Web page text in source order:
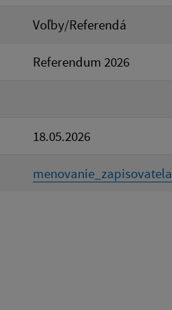
Voľby/Referendá
Referendum 2026
18.05.2026